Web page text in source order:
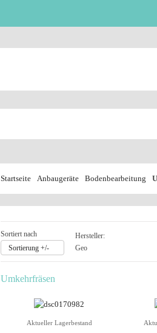
Startseite Anbaugeräte Bodenbearbeitung
Sortiert nach
Sortierung +/-
Hersteller:
Geo
Umkehrfräsen
Aktueller Lagerbestand